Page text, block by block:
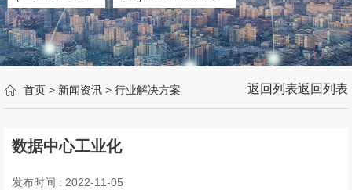
首页 > 新闻资讯 > 行业解决方案 返回列表
返回列表
数据中心工业化
发布时间 : 2022-11-05